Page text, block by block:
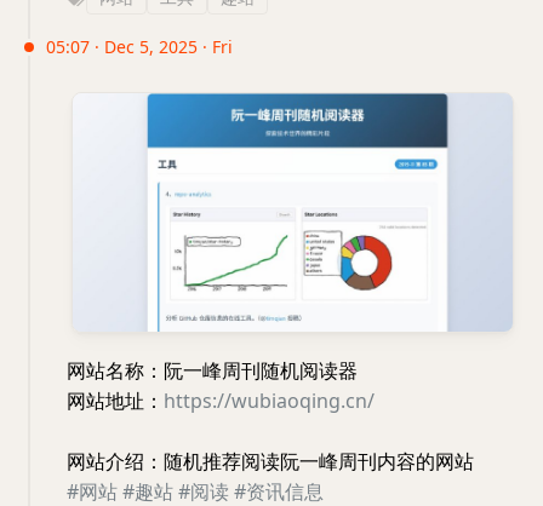
05:07 · Dec 5, 2025 · Fri
网站名称：阮一峰周刊随机阅读器
网站地址： https://wubiaoqing.cn/
网站介绍：随机推荐阅读阮一峰周刊内容的网站
#网站#趣站#阅读 #资讯信息